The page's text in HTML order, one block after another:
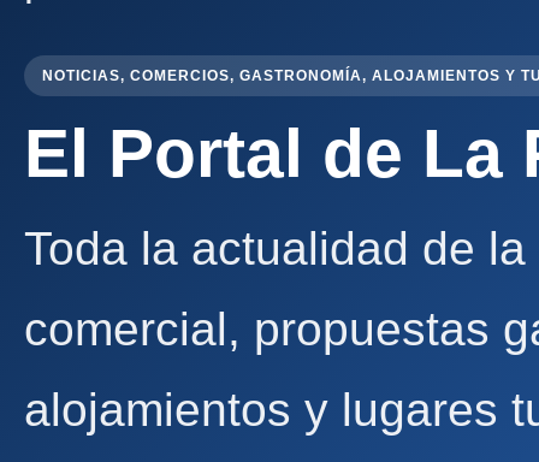
NOTICIAS, COMERCIOS, GASTRONOMÍA, ALOJAMIENTOS Y
El Portal de La
Toda la actualidad de
comercial, propuestas
alojamientos y lugares